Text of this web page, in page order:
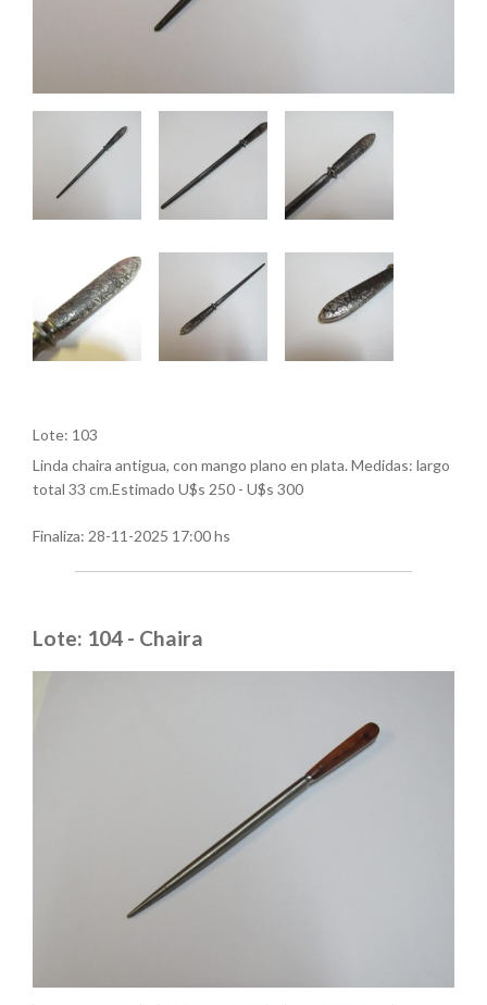
Lote: 103
Linda chaira antigua, con mango plano en plata. Medidas: largo
total 33 cm.Estimado U$s 250 - U$s 300
Finaliza: 28-11-2025 17:00 hs
Lote: 104 - Chaira